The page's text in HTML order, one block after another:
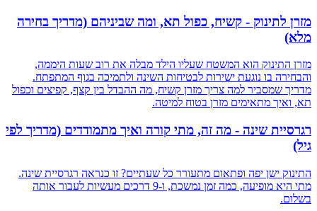
מזרן לתינוק - קשיח, כפול תא, ומה שביניהם (מדריך בחירה
מלא)
מזרן התינוק הוא המשטח שעליו הילד מבלה את רוב שעות היממה,
והבחירה בו נוגעת ישירות לבטיחות השינה ולתמיכה בגוף המתפתח.
מדריך שמסביר למה צריך מזרן קשיח, מה ההבדל בין קצף, קפיצים וכפול
תא, ואיך מתאימים מזרן בטוח למיטה.
רגרסיית שינה - מה זה, מתי קורה ואיך מתמודדים (מדריך לפי
גיל)
התינוק ישן יפה ופתאום מתעורר כל שעתיים? זו כנראה רגרסיית שינה.
מתי היא מופיעה, כמה זמן נמשכת, ו-9 דרכים מעשיות לעבור אותה
בשלום.